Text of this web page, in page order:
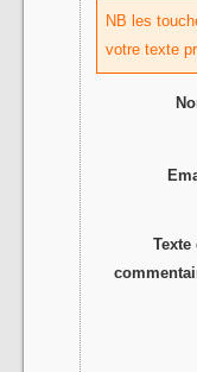
NB les
votre texte
Texte